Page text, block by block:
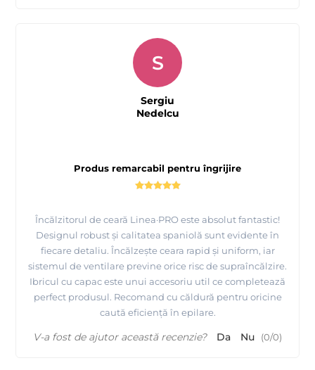
Produs remarcabil pentru îngrijire
Încălzitorul de ceară Linea·PRO este absolut fantastic!
Designul robust și calitatea spaniolă sunt evidente în
fiecare detaliu. Încălzește ceara rapid și uniform, iar
sistemul de ventilare previne orice risc de supraîncălzire.
Ibricul cu capac este unui accesoriu util ce completează
perfect produsul. Recomand cu căldură pentru oricine
caută eficiență în epilare.
S
Sergiu
Nedelcu
V-a fost de ajutor această recenzie? Da Nu (0/0)